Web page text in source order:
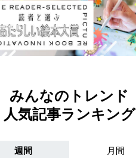
みんなのトレンド
人気記事ランキング
週間 月間